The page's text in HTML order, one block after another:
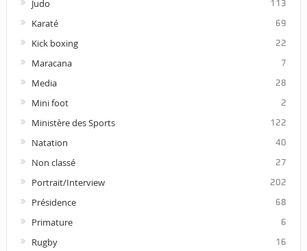
Judo 113
Karaté 69
Kick boxing 22
Maracana 7
Media 28
Mini foot 2
Ministère des Sports 122
Natation 40
Non classé 27
Portrait/Interview 202
Présidence 68
Primature 6
Rugby 16